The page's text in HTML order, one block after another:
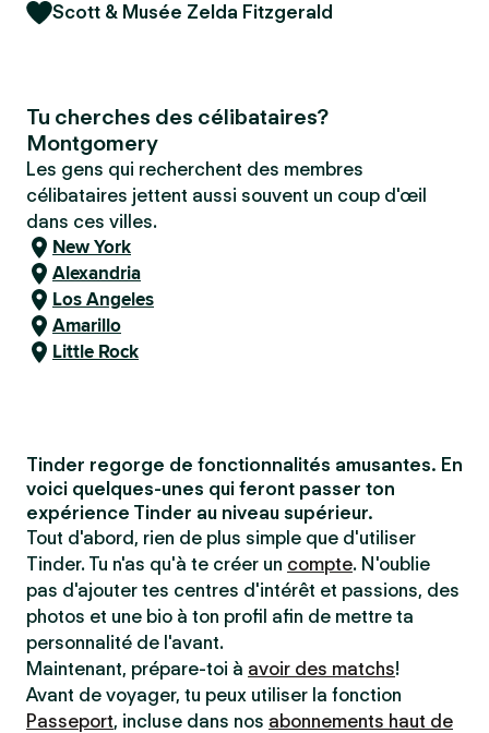
Scott & Musée Zelda Fitzgerald
Tu cherches des célibataires?
Montgomery
Les gens qui recherchent des membres
célibataires jettent aussi souvent un coup d'œil
dans ces villes.
New York
Alexandria
Los Angeles
Amarillo
Little Rock
Tinder regorge de fonctionnalités amusantes. En
voici quelques-unes qui feront passer ton
expérience Tinder au niveau supérieur.
Tout d'abord, rien de plus simple que d'utiliser
Tinder. Tu n'as qu'à te créer un compte. N'oublie
pas d'ajouter tes centres d'intérêt et passions, des
photos et une bio à ton profil afin de mettre ta
personnalité de l'avant.
Maintenant, prépare-toi à avoir des matchs!
Avant de voyager, tu peux utiliser la fonction
Passeport, incluse dans nos abonnements haut de